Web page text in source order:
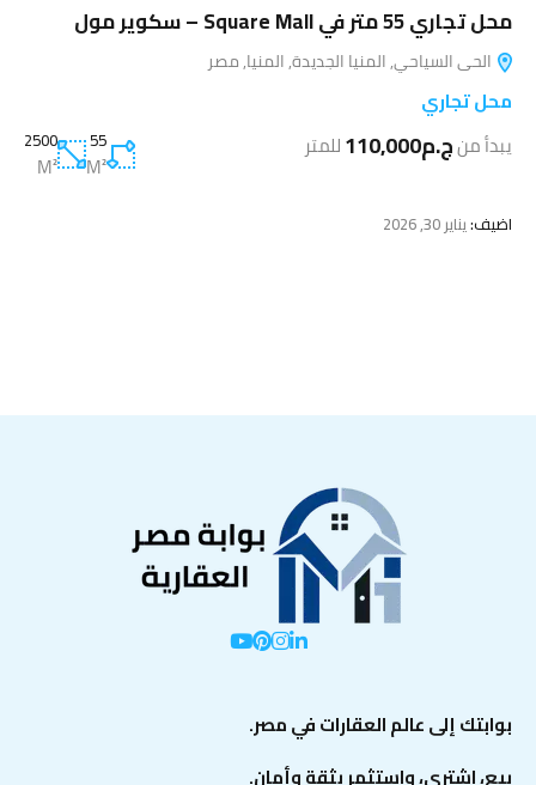
محل تجاري 55 متر في Square Mall – سكوير مول
الحى السياحي, المنيا الجديدة, المنيا, مصر
محل تجاري
يبدأ منج.م110,000 للمتر 55
M²
2500
M²
اضيف:يناير 30, 2026
بوابتك إلى عالم العقارات في مصر.
بيع، اشتري، واستثمر بثقة وأمان.